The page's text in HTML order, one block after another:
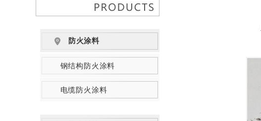
防火涂料
钢结构防火涂料
电缆防火涂料